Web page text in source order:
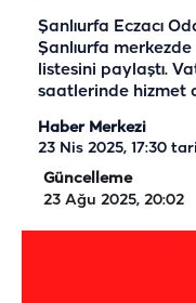
Şanlıurfa Eczacı
Şanlıurfa
listesini paylaştı.
saatlerinde hizmet
Haber Merkezi
23 Nis 2025, 17:30
Güncelleme
23 Ağu 2025, 20:02